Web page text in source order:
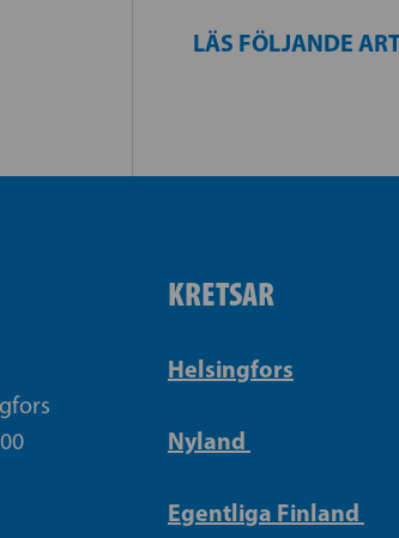
LÄS FÖLJANDE
KRETSAR
Helsingfors
Nyland
Egentliga Finland